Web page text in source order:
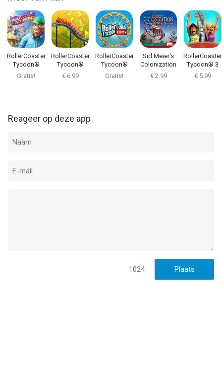
RollerCoaster
Tycoon®
Puzzle
Gratis!
RollerCoaster
Tycoon®
Classic
€ 6.99
RollerCoaster
Tycoon®
Touch™
Gratis!
Sid Meier's
Colonization
€ 2.99
RollerCoaster
Tycoon® 3
€ 5.99
Reageer op deze app
1024